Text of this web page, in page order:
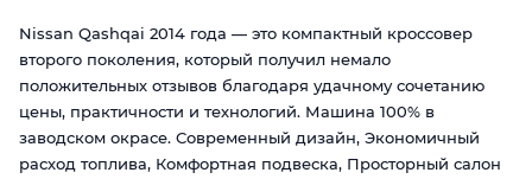
Nissan Qashqai 2014 года — это компактный кроссовер
второго поколения, который получил немало
положительных отзывов благодаря удачному сочетанию
цены, практичности и технологий. Машина 100% в
заводском окрасе. Современный дизайн, Экономичный
расход топлива, Комфортная подвеска, Просторный салон